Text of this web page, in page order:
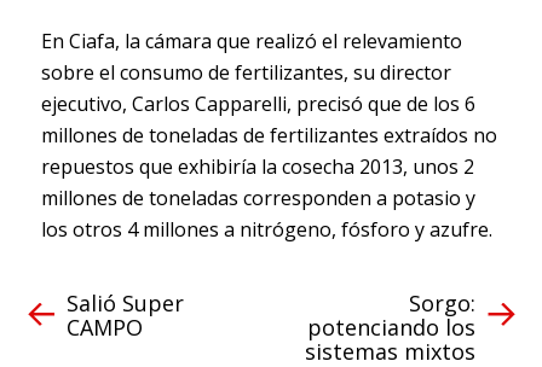
En Ciafa, la cámara que realizó el relevamiento
sobre el consumo de fertilizantes, su director
ejecutivo, Carlos Capparelli, precisó que de los 6
millones de toneladas de fertilizantes extraídos no
repuestos que exhibiría la cosecha 2013, unos 2
millones de toneladas corresponden a potasio y
los otros 4 millones a nitrógeno, fósforo y azufre.
Salió Super
CAMPO
Sorgo:
potenciando los
sistemas mixtos